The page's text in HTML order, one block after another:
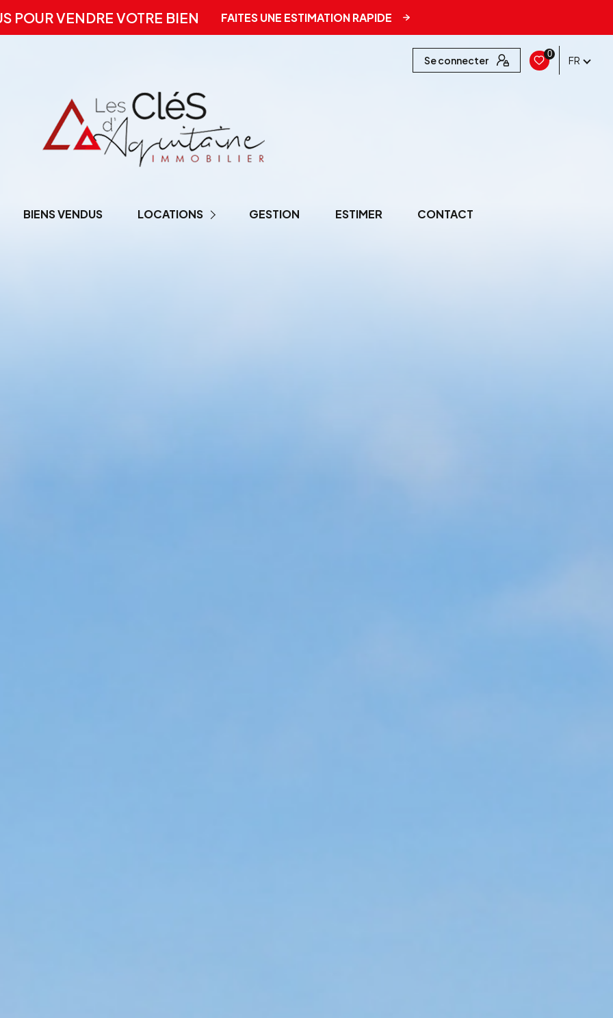
POUR VENDRE VOTRE BIEN FAITES UNE ESTIMATION RAPIDE
Se connecter
0
FR
BIENS VENDUS LOCATIONS GESTION ESTIMER CONTACT